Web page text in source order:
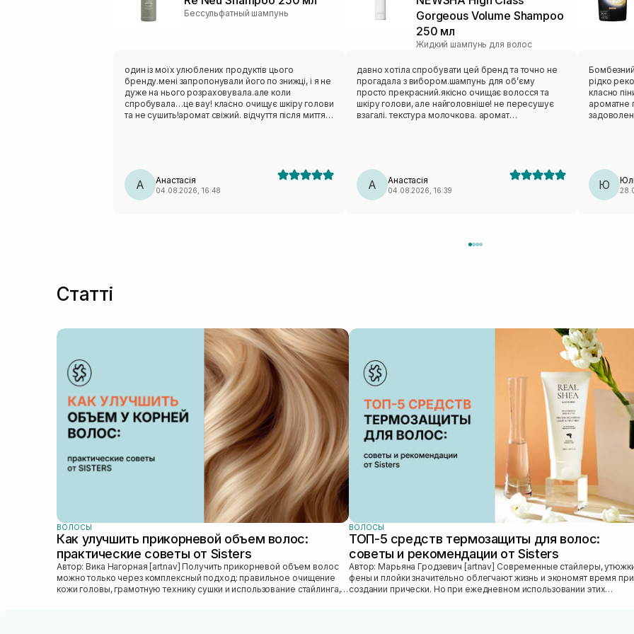
Бессульфатный шампунь
один із моїх улюблених продуктів цього
бренду.мені запропонували його по знижці, і я не
дуже на нього розраховувала.але коли
спробувала…це вау! класно очищує шкіру голови
та не сушить!аромат свіжий. відчуття після миття
прохолодною дією.
А Анастасія
04.08.2026, 16:48
Gorgeous Volume Shampoo
250 мл
Жидкий шампунь для волос
давно хотіла спробувати цей бренд та точно не
прогадала з вибором.шампунь для обʼєму
просто прекрасний.якісно очищає волосся та
шкіру голови, але найголовніше! не пересушує
взагалі. текстура молочкова. аромат
А Анастасія
04.08.2026, 16:39
рідко
класно
ароматне
Ю
Статті
ВОЛОСЫ
Как улучшить прикорневой объем волос:
практические советы от Sisters
Автор: Вика Нагорная [artnav] Получить прикорневой объем волос
можно только через комплексный подход: правильное очищение
кожи головы, грамотную технику сушки и использование стайлинга,
ВОЛОСЫ
ТОП-5 средств термозащиты для волос:
советы и рекомендации от Sisters
Автор: Марьяна Гродзевич [artnav] Современные стайлеры, утюжки,
фены и плойки значительно облегчают жизнь и экономят время при
создании прически. Но при ежедневном использовании этих